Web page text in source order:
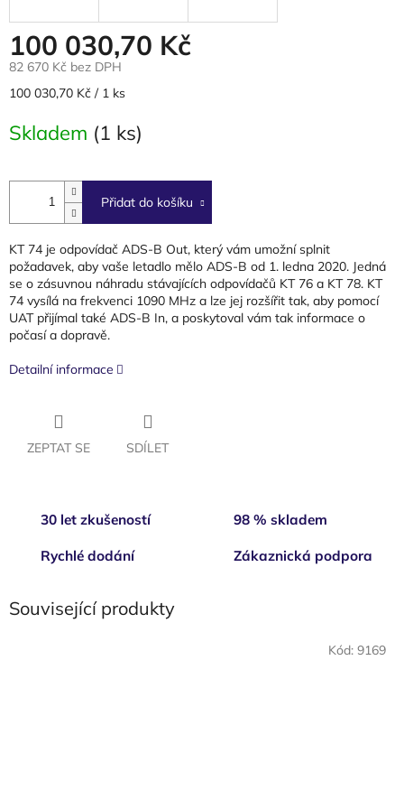
100 030,70 Kč
82 670 Kč bez DPH
Měrná
100 030,70 Kč / 1 ks
Skladem (1 ks)
Přidat do košíku
KT 74 je odpovídač ADS-B Out, který vám umožní splnit
požadavek, aby vaše letadlo mělo ADS-B od 1. ledna 2020. Jedná
se o zásuvnou náhradu stávajících odpovídačů KT 76 a KT 78. KT
74 vysílá na frekvenci 1090 MHz a lze jej rozšířit tak, aby pomocí
UAT přijímal také ADS-B In, a poskytoval vám tak informace o
počasí a dopravě.
Detailní informace
ZEPTAT SE SDÍLET
30 let zkušeností 98 % skladem
Rychlé dodání Zákaznická podpora
Související produkty
Kód: 9169